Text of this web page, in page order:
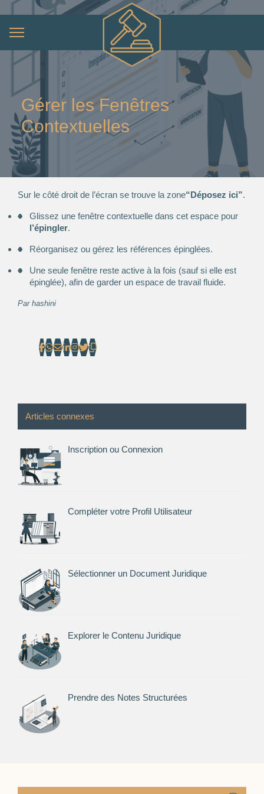
Gérer les Fenêtres
Contextuelles
Sur le côté droit de l’écran se trouve la zone“Déposez ici”.
Glissez une fenêtre contextuelle dans cet espace pour
l’épingler.
Réorganisez ou gérez les références épinglées.
Une seule fenêtre reste active à la fois (sauf si elle est
épinglée), afin de garder un espace de travail fluide.
Par hashini
Articles connexes
Inscription ou Connexion
Compléter votre Profil Utilisateur
Sélectionner un Document Juridique
Explorer le Contenu Juridique
Prendre des Notes Structurées